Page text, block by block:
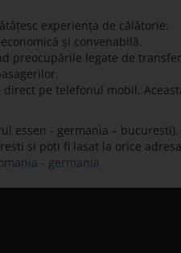
experiența de călătorie:
și convenabilă.
preocupările legate de
pe telefonul mobil.
essen - germania – bucuresti).
si poti fi lasat la orice
- germania